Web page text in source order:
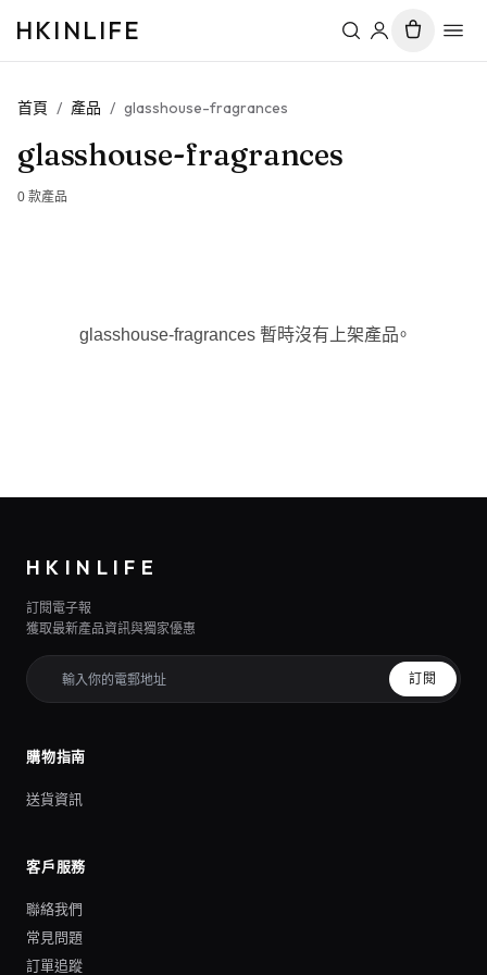
HKINLIFE
首頁 / 產品 / glasshouse-fragrances
glasshouse-fragrances
0 款產品
glasshouse-fragrances 暫時沒有上架產品。
HKINLIFE
訂閱電子報
獲取最新產品資訊與獨家優惠
訂閱
購物指南
送貨資訊
客戶服務
聯絡我們
常見問題
訂單追蹤